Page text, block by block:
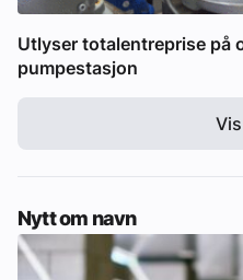
Utlyser totalentreprise på
pumpestasjon
Nytt om navn